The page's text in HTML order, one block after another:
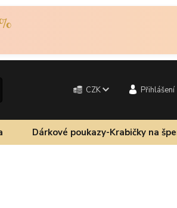
CZK Přihlášení
Dárkové poukazy-Krabičky na